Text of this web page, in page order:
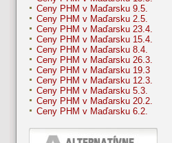
Ceny PHM v Maďarsku 9.5.
Ceny PHM v Maďarsku 2.5.
Ceny PHM v Maďarsku 23.4.
Ceny PHM v Maďarsku 15.4.
Ceny PHM v Maďarsku 8.4.
Ceny PHM v Maďarsku 26.3.
Ceny PHM v Maďarsku 19.3
Ceny PHM v Maďarsku 12.3.
Ceny PHM v Maďarsku 5.3.
Ceny PHM v Maďarsku 20.2.
Ceny PHM v Maďarsku 6.2.